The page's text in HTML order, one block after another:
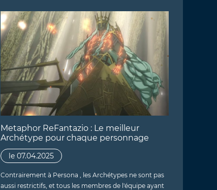
Metaphor ReFantazio : Le meilleur
Archétype pour chaque personnage
le 07.04.2025
Contrairement à Persona , les Archétypes ne sont pas
aussi restrictifs, et tous les membres de l'équipe ayant